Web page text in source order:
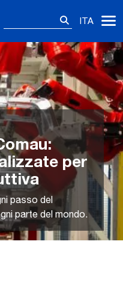
ITA
per
passo del
parte del mondo.